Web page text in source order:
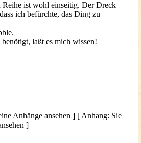
ist wohl einseitig. Der Dreck
ich befürchte, das Ding zu
laßt es mich wissen!
Anhänge ansehen ] [ Anhang: Sie
]